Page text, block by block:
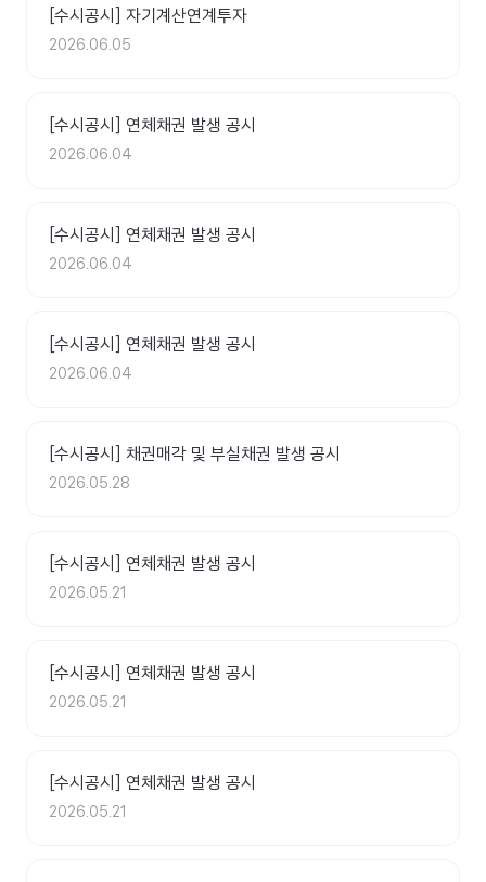
[수시공시] 자기계산연계투자
2026.06.05
[수시공시] 연체채권 발생 공시
2026.06.04
[수시공시] 연체채권 발생 공시
2026.06.04
[수시공시] 연체채권 발생 공시
2026.06.04
[수시공시] 채권매각 및 부실채권 발생 공시
2026.05.28
[수시공시] 연체채권 발생 공시
2026.05.21
[수시공시] 연체채권 발생 공시
2026.05.21
[수시공시] 연체채권 발생 공시
2026.05.21